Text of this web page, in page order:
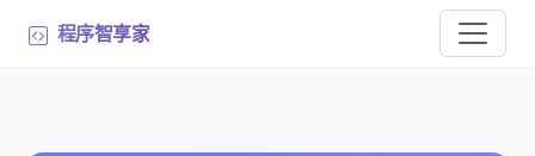
程序智享家